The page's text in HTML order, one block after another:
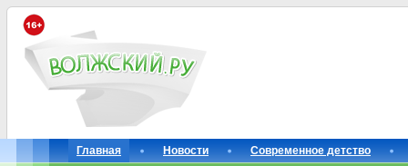
Главная Новости
Современное детство